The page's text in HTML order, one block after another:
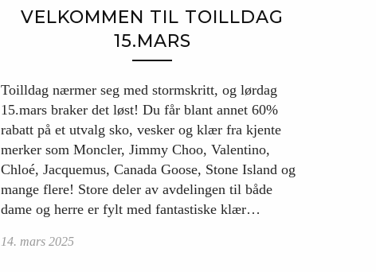
VELKOMMEN TIL TOILLDAG
15.MARS
Toilldag nærmer seg med stormskritt, og lørdag
15.mars braker det løst! Du får blant annet 60%
rabatt på et utvalg sko, vesker og klær fra kjente
merker som Moncler, Jimmy Choo, Valentino,
Chloé, Jacquemus, Canada Goose, Stone Island og
mange flere! Store deler av avdelingen til både
dame og herre er fylt med fantastiske klær…
14. mars 2025